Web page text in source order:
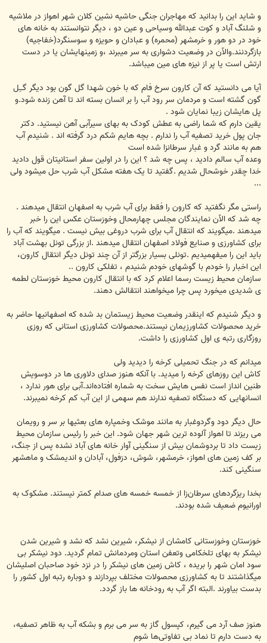
و شاید اين را بدانید که مهاجران جنگی حاشیه نشين کلان شهر اهواز در ملاشیه
و شلنگ آباد و کوت عبدالله وسیاحی و عین دو ، دیگر نتوانستند به خانه های
خود در دو هور و خرمشهر (محمره) و عبادان و حويزه و سوسنگرد(خفاجیه)
بازگردنند.والآن در وضعیت دشواری به سر میبرند ،و زمینهایشان یا در دست
ارتش است یا پر از نیزه های مین میباشد.
آیا می دانستيد که آن کارون سرخ فام که با خون شهدا گل گون بود دیگر گــِل
گون گشته است و مردمان سر رود آب را بر انسان بسته اند تا آهن زنده شود.و
پل هایشان زیبا نمایان شود .
یقین دارم که شما راضی به عطش کودک به بهای سیرآبی آهن نیستید. دکتر
جان پول خرید تصفیه آب را ندارم . بچه هایم شکم درد گرفته اند . شنیدم آب
هم به مانند گرد و غبار سرطانزا شده است
وعده آب سالم دادید ، پس چه شد ؟ این را در اولین سفر استانیتان قول دادید
خدا چقدر خوشحال شدیم .گفتید تا یک هفته مشکل آب شرب حل میشود ولی
...
راستی مگر نگفتید که کارون را فقط برای آب شرب به اصفهان انتقال میدهند .
چه شد که الآن نمایندگان مجلس چهارمحال وخوزستان عکس این را خبر
میدهند .میگویند که انتقال آب برای شرب دروغی بیش نیست . میگویند که آب را
برای کشاورزی و صنایع فولاد اصفهان انتقال میدهند .از بزرگی تونل بهشت آباد
باید این را میفهمیدیم .تونلی بسیار بزرگتر از آن چند تونل دیگر انتقال کارون،
این اخبار را خودم با گوشهای خودم شنیدم ، تفلکی کارون ..
سازمان محیط زیست رسما اعلام کرد که با انتقال کارون محیط خوزستان لطمه
ی شدیدی میخورد پس چرا میخواهند انتقالش دهند.
و دیگر شنیدم که اینقدر وضعیت محیط زیستمان بد شده که اصفهانیها حاضر به
خرید محصولات کشاورزیمان نیستند.محصولات کشاورزی استانی که روزی
روزگاری رتبه ی اول کشاورزی را داشت.
میدانم که در جنگ تحمیلی کرخه را دیدید ولی
کاش این روزهای کرخه را میدید. با آنکه هنوز صدای دلاوری ها در دوسویش
طنین انداز است نفس هایش سخت به شماره افتاده‌اند.آبی برای هور ندارد ،
انسانهایی که دستگاه تصفیه ندارند هم سهمی از این آب کم کرخه نمیبرند.
حال دیگر دود وگردوغبار به مانند موشک وخمپاره هاى بعثیها بر سر و رویمان
می ریزند تا اهواز آلوده ترین شهر جهان شود. این خبر را رئیس سازمان محیط
زیست داد تا بردوشمان بیش از سنگینی آوار خانه های آباد نشده پس از جنگ،
بر كف زمین هاى اهواز، خرمشهر، شوش، دزفول، آبادان و اندیمشک و ماهشهر
سنگینی کند.
بخدا ریزگردهای سرطان‌زا از خمسه‌ خمسه های صدام کمتر نیستند. مشکوک به
اورانیوم ضعیف شده بودند.
خوزستان وخوزستانی کامشان از نیشکر، شیرین نشد که نشد و شیرین شدن
نیشکر به بهای تلخکامی وتعفن استان ومردمانش تمام گردید. دود نیشکر بی
سود امان شهر را بریده ، کاش زمین های نیشکر را در نزد خود صاحبان اصلیشان
میگذاشتند تا به کشاورزی محصولات مختلف بپردازند و دوباره رتبه اول کشور را
بدست بیاورند .البته اگر آب به رودخانه ها باز گردد.
هنوز صف آرد می گیرم، کپسول گاز به سر می برم و بشکه آب به ظاهر تصفیه،
به دست دارم تا نماد بی تفاوتی‌ها شوم